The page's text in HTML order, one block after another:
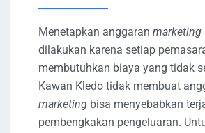
Menetapkan anggaran marketing
dilakukan karena setiap
membutuhkan biaya yang tidak
Kawan Kledo tidak membuat
marketing bisa menyebabkan
pembengkakan pengeluaran.